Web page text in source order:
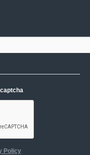
Policy